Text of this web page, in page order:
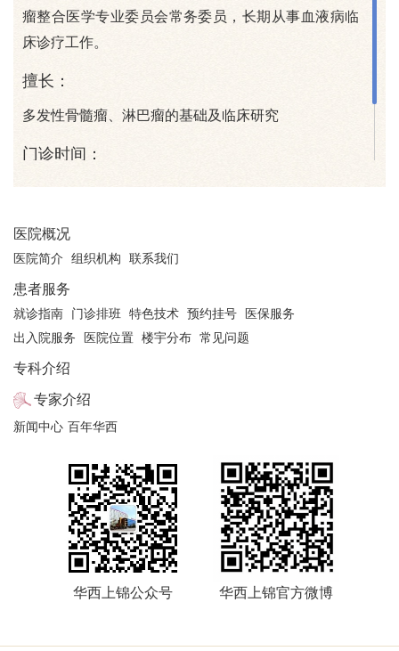
瘤整合医学专业委员会常务委员，长期从事血液病临
床诊疗工作。
擅长：
多发性骨髓瘤、淋巴瘤的基础及临床研究
门诊时间：
周五下午（华西本部）
医院概况
医院简介 组织机构 联系我们
患者服务
就诊指南 门诊排班 特色技术 预约挂号
医保服务
出入院服务
医院位置 楼宇分布 常见问题
专科介绍
专家介绍
新闻中心 百年华西
华西上锦公众号 华西上锦官方微博